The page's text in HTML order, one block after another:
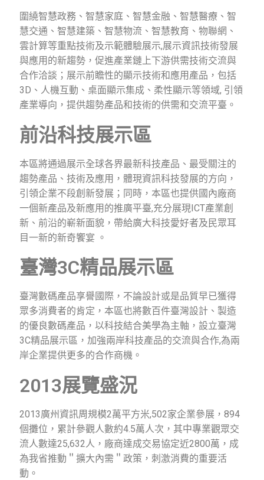
圍繞智慧政務、智慧家庭、智慧金融、智慧醫療、智
慧交通、智慧建築、智慧物流、智慧教育、物聯網、
雲計算等重點技術及示範體驗展示,展示資訊技術發展
與應用的新趨勢，促進產業鏈上下游供需技術交流與
合作洽談；展示前瞻性的顯示技術和應用產品，包括
3D 、人機互動、桌面顯示集成、柔性顯示等領域, 引領
產業導向，提供趨勢產品和技術的供需和交流平臺。
前沿科技展示區
本區將通過展示全球各界最新科技產品、最受關注的
趨勢產品、技術及應用，體現資訊科技發展的方向，
引領企業不段創新發展；同時，本區也提供國內廠商
一個新產品及新應用的推廣平臺,充分展現ICT產業創
新、前沿的嶄新面貌，帶給廣大科技愛好者及民眾耳
目一新的新奇饗宴 。
臺灣3C精品展示區
臺灣數碼產品享譽國際，不論設計或是品質早已獲得
眾多消費者的肯定，本區也將數百件臺灣設計、製造
的優良數碼產品，以科技結合美學為主軸，設立臺灣
3C精品展示區，加強兩岸科技產品的交流與合作,為兩
岸企業提供更多的合作商機。
2013展覽盛況
2013廣州資訊周規模2萬平方米,502家企業參展，894
個攤位，累計參觀人數約4.5萬人次，其中專業觀眾交
流人數達25,632人，廠商達成交易協定近2800萬，成
為我省推動＂擴大內需＂政策，刺激消費的重要活
動。